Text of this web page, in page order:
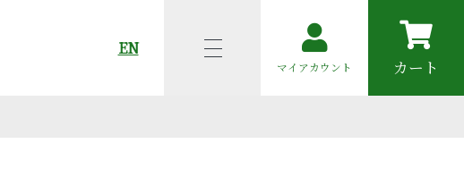
EN
マイアカウント カート